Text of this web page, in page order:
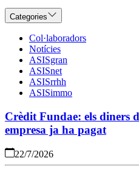
Categories
Col·laboradors
Notícies
ASISgran
ASISnet
ASISrrhh
ASISimmo
Crèdit Fundae: els diners
empresa ja ha pagat
22/7/2026